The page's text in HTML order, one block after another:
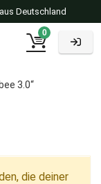
Deutschland
0
3.0“
die deiner